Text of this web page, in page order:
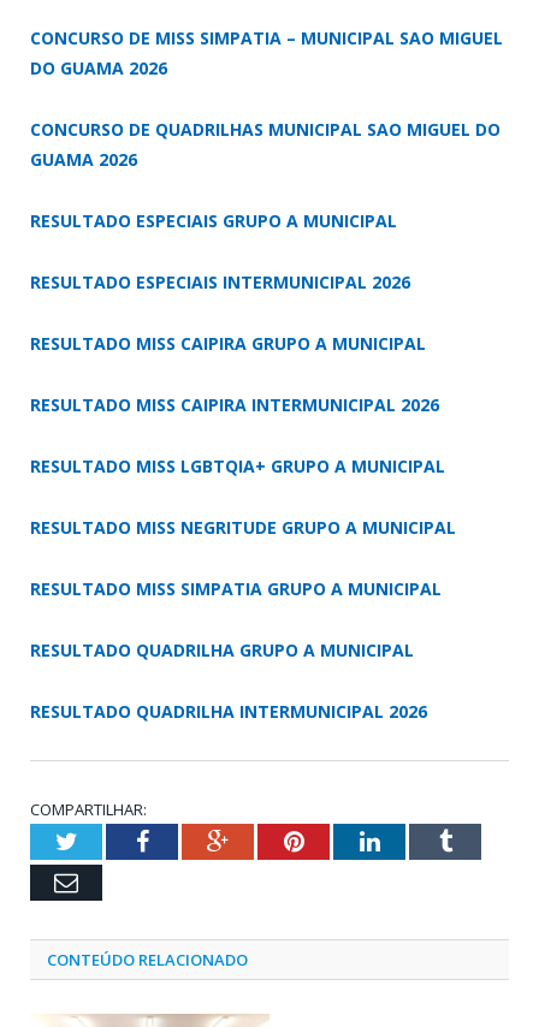
CONCURSO DE MISS SIMPATIA – MUNICIPAL SAO MIGUEL
DO GUAMA 2026
CONCURSO DE QUADRILHAS MUNICIPAL SAO MIGUEL DO
GUAMA 2026
RESULTADO ESPECIAIS GRUPO A MUNICIPAL
RESULTADO ESPECIAIS INTERMUNICIPAL 2026
RESULTADO MISS CAIPIRA GRUPO A MUNICIPAL
RESULTADO MISS CAIPIRA INTERMUNICIPAL 2026
RESULTADO MISS LGBTQIA+ GRUPO A MUNICIPAL
RESULTADO MISS NEGRITUDE GRUPO A MUNICIPAL
RESULTADO MISS SIMPATIA GRUPO A MUNICIPAL
RESULTADO QUADRILHA GRUPO A MUNICIPAL
RESULTADO QUADRILHA INTERMUNICIPAL 2026
COMPARTILHAR:
TwitterFacebookGoogle+PinterestLinkedInTumblr
Email
CONTEÚDO RELACIONADO